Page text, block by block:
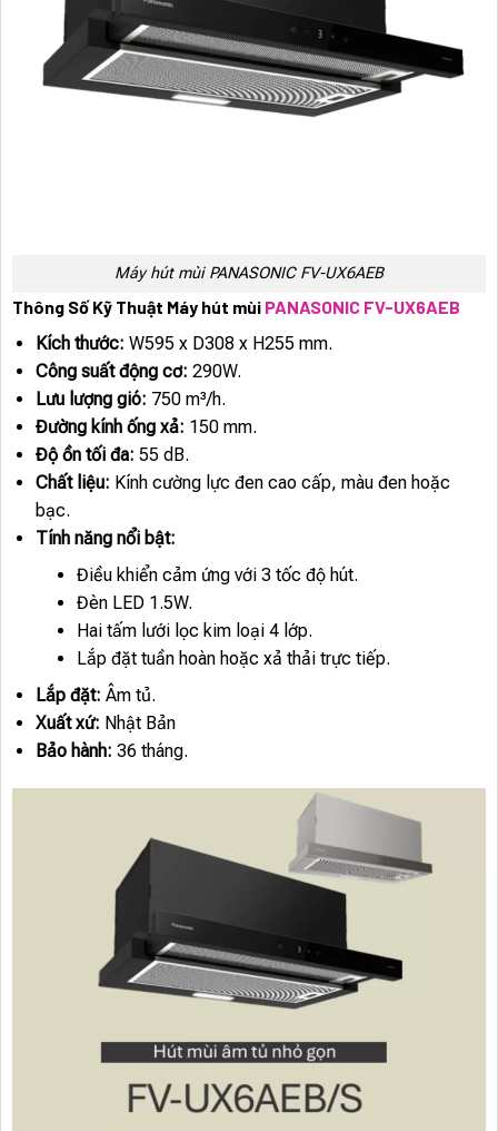
Máy hút mùi PANASONIC FV-UX6AEB
Thông Số Kỹ Thuật Máy hút mùi PANASONIC FV-UX6AEB
Kích thước: W595 x D308 x H255 mm.
Công suất động cơ: 290W.
Lưu lượng gió: 750 m³/h.
Đường kính ống xả: 150 mm.
Độ ồn tối đa: 55 dB.
Chất liệu: Kính cường lực đen cao cấp, màu đen hoặc
bạc.
Tính năng nổi bật:
Điều khiển cảm ứng với 3 tốc độ hút.
Đèn LED 1.5W.
Hai tấm lưới lọc kim loại 4 lớp.
Lắp đặt tuần hoàn hoặc xả thải trực tiếp.
Lắp đặt: Âm tủ.
Xuất xứ: Nhật Bản
Bảo hành: 36 tháng.